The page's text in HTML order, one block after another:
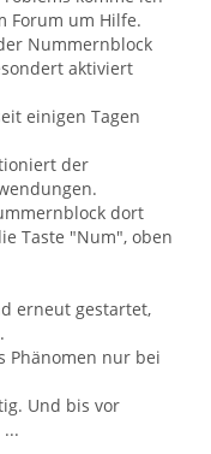
Forum um Hilfe.
Nummernblock
aktiviert
einigen Tagen
der
dort
Taste "Num", oben
erneut gestartet,
Phänomen nur bei
Und bis vor